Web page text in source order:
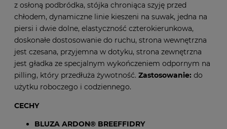
z osłoną podbródka, stójka chroniąca szyję przed
chłodem, dynamiczne linie kieszeni na suwak, jedna na
piersi i dwie dolne, elastyczność czterokierunkowa,
doskonałe dostosowanie do ruchu, strona wewnętrzna
jest czesana, przyjemna w dotyku, strona zewnętrzna
jest gładka ze specjalnym wykończeniem odpornym na
pilling, który przedłuża żywotność. Zastosowanie: do
użytku roboczego i codziennego.
CECHY
BLUZA ARDON® BREEFFIDRY